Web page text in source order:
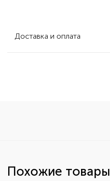
Доставка и оплата
Похожие товары